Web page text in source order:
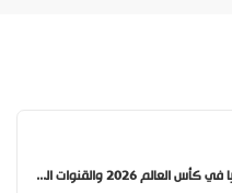
موعد مباراة إنجلترا وكرواتيا في كأس العالم 2026 والقنوات الناقلة